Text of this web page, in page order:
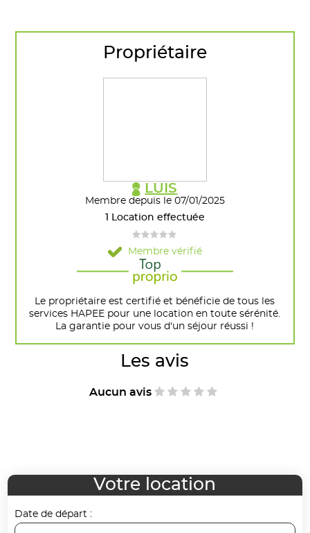
Propriétaire
LUIS
Membre depuis le 07/01/2025
1 Location effectuée
Membre vérifié
Le propriétaire est certifié et bénéficie de tous les
services HAPEE pour une location en toute sérénité.
La garantie pour vous d'un séjour réussi !
Les avis
Aucun avis
Votre location
Date de départ :